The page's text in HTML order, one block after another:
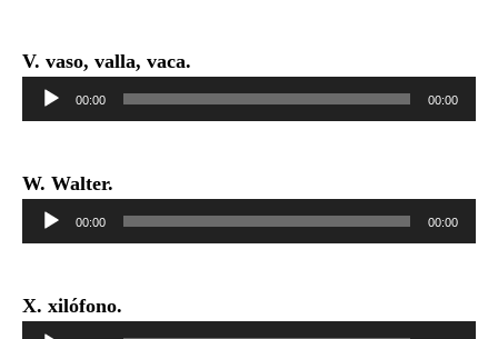
V. vaso, valla, vaca.
Reproductor
de
00:00 00:00
W. Walter.
Reproductor
de
00:00 00:00
X. xilófono.
Reproductor